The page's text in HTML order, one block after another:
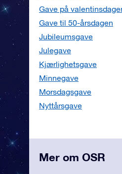
Gave på
Gave til 50-årsdagen
Jubileumsgave
Julegave
Kjærlighetsgave
Minnegave
Morsdagsgave
Nyttårsgave
Mer om OSR